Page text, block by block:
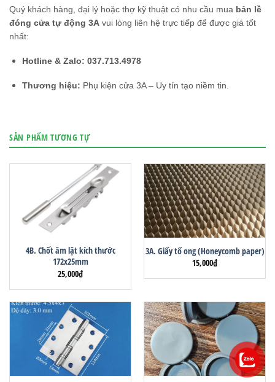
Quý khách hàng, đại lý hoặc thợ kỹ thuật có nhu cầu mua bản lề
đóng cửa tự động 3A vui lòng liên hệ trực tiếp để được giá tốt
nhất:
Hotline & Zalo: 037.713.4978
Thương hiệu: Phụ kiện cửa 3A – Uy tín tạo niềm tin.
SẢN PHẨM TƯƠNG TỰ
4B. Chốt âm lật kích thước
172x25mm
25,000₫
3A. Giấy tổ ong (Honeycomb paper)
15,000₫